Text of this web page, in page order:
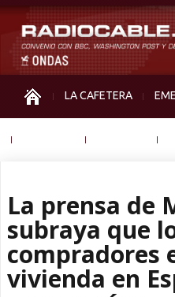
LA CAFETERA
La prensa de
subraya que
compradores
vivienda en